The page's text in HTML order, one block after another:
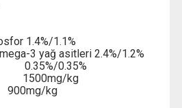
1.4%/1.1%
3 yağ asitleri 2.4%/1.2%
0.35%/0.35%
1500mg/kg
kg